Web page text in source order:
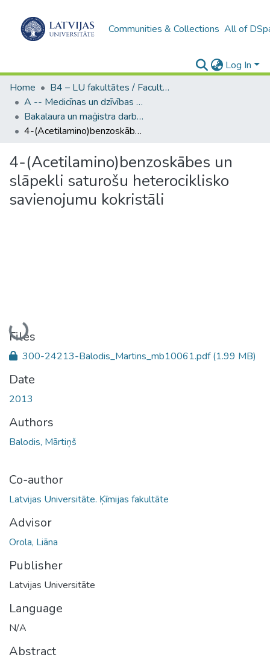
Communities & Collections All of
Log In
Home
B4 – LU fakultātes / Faculties of the UL
A -- Medicīnas un dzīvības zinātņu fakultāte / Faculty of Medicine and Life Sciences
Bakalaura un maģistra darbi (MDZF) / Bachelor's and Master's theses
4-(Acetilamino)benzoskābes un slāpekli saturošu heterociklisko savienojumu kokristāli
4-(Acetilamino)benzoskābes un
slāpekli saturošu heterociklisko
savienojumu kokristāli
Loading...
Files
300-24213-Balodis_Martins_mb10061.pdf(1.99 MB)
Date
2013
Authors
Balodis, Mārtiņš
Co-author
Latvijas Universitāte. Ķīmijas fakultāte
Advisor
Orola, Liāna
Publisher
Latvijas Universitāte
Language
N/A
Abstract